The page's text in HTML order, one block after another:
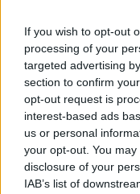
If you wish to opt-out
processing of your
targeted advertising
section to confirm
opt-out request is
interest-based ads
us or personal
your opt-out. You
disclosure of your
IAB’s list of